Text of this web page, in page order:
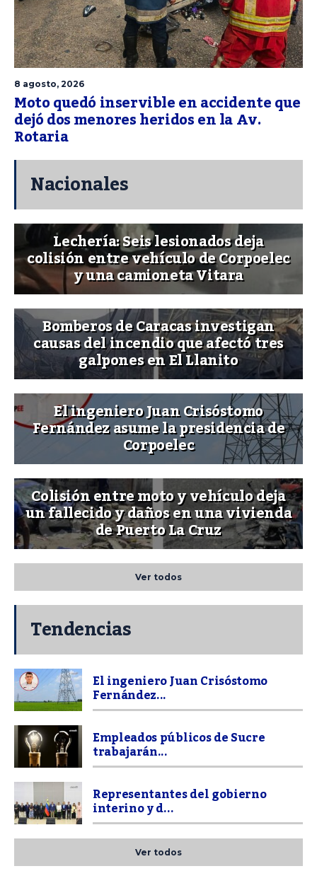
8 agosto, 2026
Moto quedó inservible en accidente que
dejó dos menores heridos en la Av.
Rotaria
Nacionales
Lechería: Seis lesionados deja
colisión entre vehículo de Corpoelec
y una camioneta Vitara
Bomberos de Caracas investigan
causas del incendio que afectó tres
galpones en El Llanito
El ingeniero Juan Crisóstomo
Fernández asume la presidencia de
Corpoelec
Colisión entre moto y vehículo deja
un fallecido y daños en una vivienda
de Puerto La Cruz
Ver todos
Tendencias
El ingeniero Juan Crisóstomo
Fernández...
Empleados públicos de Sucre
trabajarán...
Representantes del gobierno
interino y d...
Ver todos